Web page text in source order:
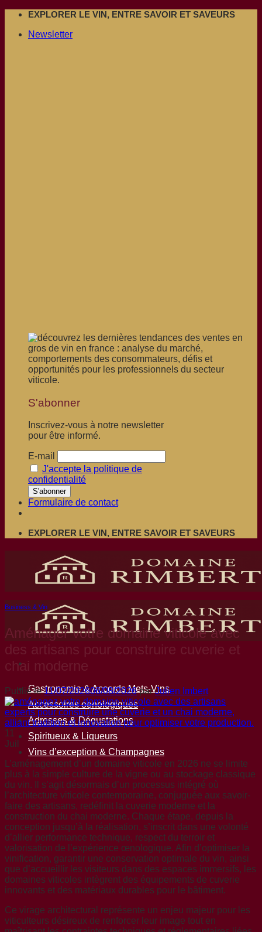
Passer
contenu
EXPLORER LE VIN, ENTRE SAVOIR ET SAVEURS
Newsletter
S'abonner
Inscrivez-vous à notre newsletter
pour être informé.
E-mail
J'accepte la politique de
confidentialité
Formulaire de contact
EXPLORER LE VIN, ENTRE SAVOIR ET SAVEURS
Gastronomie & Accords Mets-Vins
Accessoires oenologiques
Adresses & Dégustations
Spiritueux & Liqueurs
Vins d’exception & Champagnes
Business & Vin
Aménager votre domaine viticole avec
des artisans pour construire cuverie et
chai moderne
Publié le11/07/202606/08/2026 parJulien Imbert
11
Juil
L’aménagement d’un domaine viticole en 2026 ne se limite
plus à la simple culture de la vigne ou au stockage classique
du vin. Il s’agit désormais d’un processus intégré où
l’architecture viticole contemporaine, conjuguée aux savoir-
faire des artisans, redéfinit la cuverie moderne et la
construction du chai moderne. Chaque étape, depuis la
conception jusqu’à la réalisation, s’inscrit dans une volonté
d’allier performance technique, respect du terroir et
valorisation de l’expérience œnologique. Afin d’optimiser la
vinification, garantir une conservation optimale du vin, ainsi
que d’accueillir les visiteurs dans des espaces immersifs, les
domaines viticoles intègrent des équipements de cuverie
innovants et des matériaux durables pour le bâtiment.
Ce virage architectural représente un enjeu majeur pour les
viticulteurs désireux de renforcer leur image tout en